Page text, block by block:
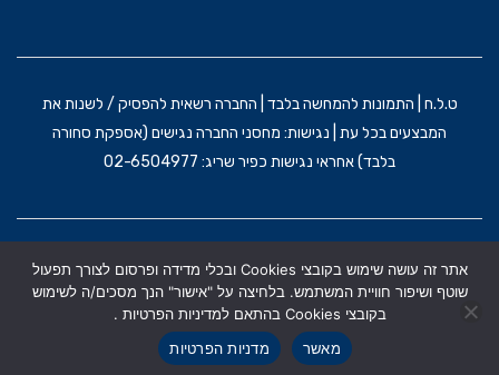
ט.ל.ח | התמונות להמחשה בלבד | החברה רשאית להפסיק / לשנות את
המבצעים בכל עת | נגישות: מחסני החברה נגישים (אספקת סחורה
בלבד) אחראי נגישות כפיר שריג: 02-6504977
תקנון אתר
מדניות הפרטיות הצהרת נגישות
אתר זה עושה שימוש בקובצי Cookies ובכלי מדידה ופרסום לצורך תפעול
שוטף ושיפור חוויית המשתמש. בלחיצה על "אישור" הנך מסכים/ה לשימוש
בקובצי Cookies בהתאם למדיניות הפרטיות .
מאשר
מדניות הפרטיות